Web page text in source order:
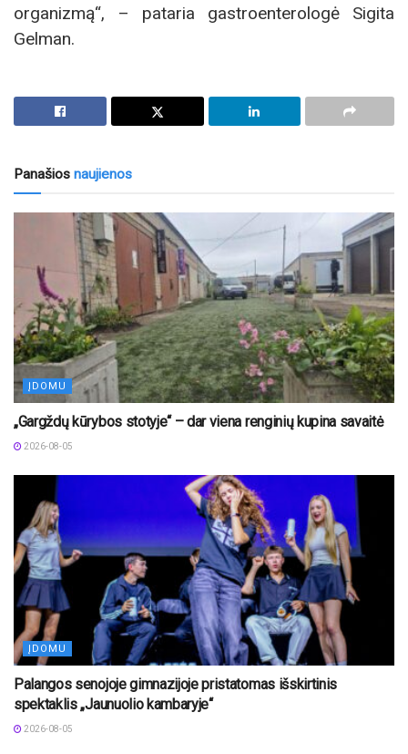
organizmą“, – pataria gastroenterologė Sigita
Gelman.
Panašios naujienos
ĮDOMU
„Gargždų kūrybos stotyje“ – dar viena renginių kupina savaitė
2026-08-05
ĮDOMU
Palangos senojoje gimnazijoje pristatomas išskirtinis
spektaklis „Jaunuolio kambaryje“
2026-08-05